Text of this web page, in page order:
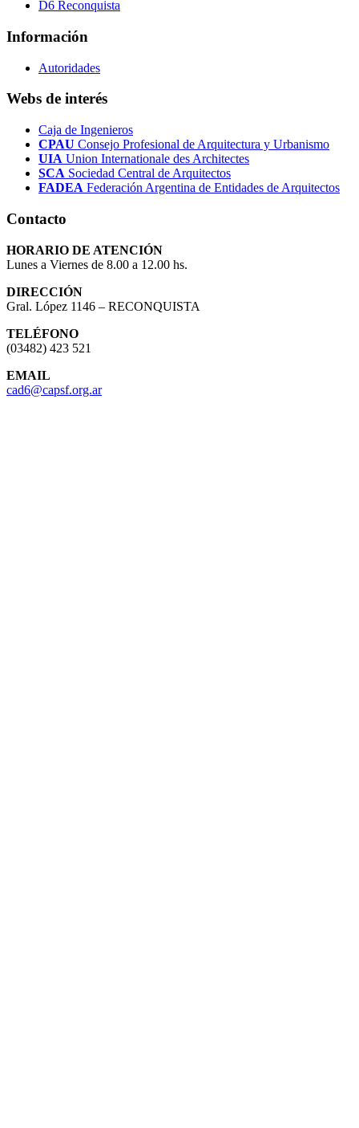
D6 Reconquista
Información
Autoridades
Webs de interés
Caja de Ingenieros
CPAU Consejo Profesional de Arquitectura y Urbanismo
UIA Union Internationale des Architectes
SCA Sociedad Central de Arquitectos
FADEA Federación Argentina de Entidades de Arquitectos
Contacto
HORARIO DE ATENCIÓN
Lunes a Viernes de 8.00 a 12.00 hs.
DIRECCIÓN
Gral. López 1146 – RECONQUISTA
TELÉFONO
(03482) 423 521
EMAIL
cad6@capsf.org.ar